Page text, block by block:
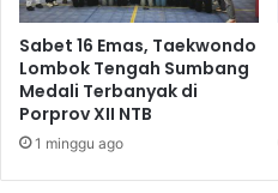
Sabet 16 Emas, Taekwondo
Lombok Tengah Sumbang
Medali Terbanyak di
Porprov XII NTB
1 minggu ago